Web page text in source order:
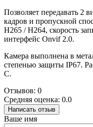
Позволяет передавать 2
кадров и пропускной
H265 / H264, скорость
интерфейс Onvif 2.0.
Камера выполнена в
степенью защиты IP67.
С.
Отзывов: 0
Средняя оценка: 0.0
Написать отзыв
Ваше имя